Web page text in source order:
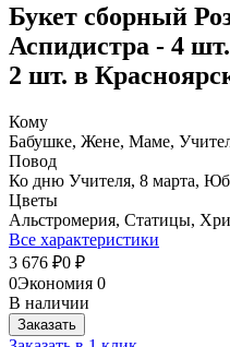
Букет сборный
Аспидистра - 4
2 шт. в
Кому
Бабушке, Жене, Маме,
Повод
Ко дню Учителя, 8 марта,
Цветы
Альстромерия, Статицы,
Все характеристики
3 676 ₽0 ₽
0Экономия 0
В наличии
Заказать